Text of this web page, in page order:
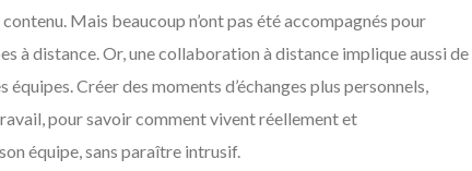
Mais beaucoup n’ont pas été accompagnés pour
à distance. Or, une collaboration à distance implique aussi de
Créer des moments d’échanges plus personnels,
pour savoir comment vivent réellement et
équipe, sans paraître intrusif.